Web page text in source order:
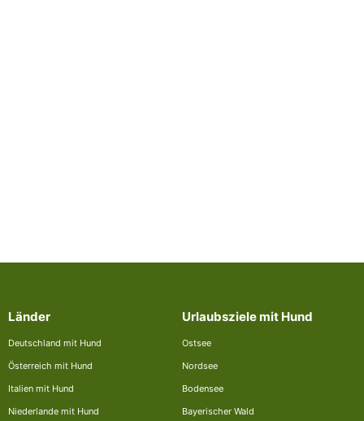
Länder
Deutschland mit Hund
Österreich mit Hund
Italien mit Hund
Niederlande mit Hund
Urlaubsziele mit Hund
Ostsee
Nordsee
Bodensee
Bayerischer Wald